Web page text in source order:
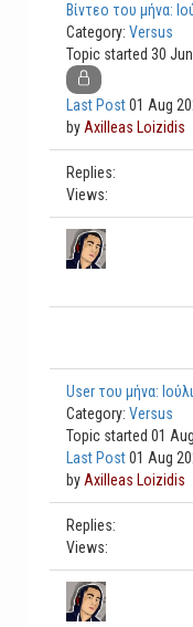
Βίντεο του μήνα:
Category: Versus
Topic started 30
Last Post01 Aug
by Axilleas Loizidis
Replies:
Views:
User του μήνα:
Category: Versus
Topic started 01
Last Post01 Aug
by Axilleas Loizidis
Replies:
Views: